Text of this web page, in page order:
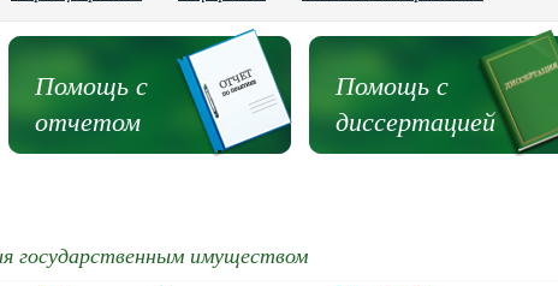
Помощь с
отчетом
Помощь с
диссертацией
государственным имуществом